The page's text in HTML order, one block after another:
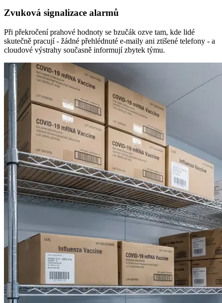
Zvuková signalizace alarmů
Při překročení prahové hodnoty se bzučák ozve tam, kde lidé
skutečně pracují - žádné přehlédnuté e-maily ani ztišené telefony - a
cloudové výstrahy současně informují zbytek týmu.